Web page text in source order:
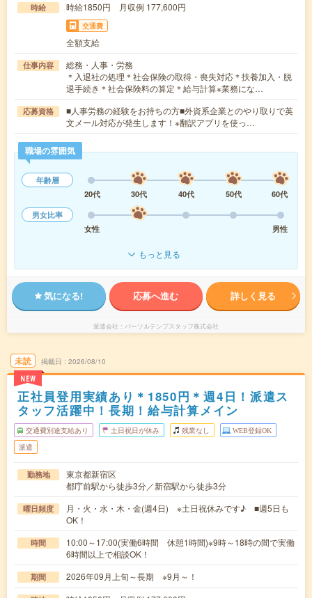
時給 時給1850円 月収例 177,600円
交通費
全額支給
仕事内容
総務・人事・労務
＊入退社の処理＊社会保険の取得・喪失対応＊扶養加入・脱
退手続き＊社会保険料の算定＊給与計算※業務にな…
応募資格
■人事労務の経験をお持ちの方■外資系企業とのやり取りで英
文メール対応が発生します！※翻訳アプリを使っ…
職場の雰囲気
年齢層
20代
30代 40代 50代
60代
男女比率
女性
男性
もっと見る
気になる! 応募へ進む 詳しく見る
派遣会社 パーソルテンプスタッフ株式会社
未読
NEW
掲載日 2026/08/10
正社員登用実績あり＊1850円＊週4日！派遣ス
タッフ活躍中！長期！給与計算メイン
交通費別途支給あり 土日祝日が休み 残業なし WEB登録OK
派遣
勤務地
東京都新宿区
都庁前駅から徒歩3分／新宿駅から徒歩3分
曜日頻度
月・火・水・木・金(週4日) ※土日祝休みです♪ ■週5日も
OK！
時間
10:00～17:00(実働6時間 休憩1時間)※9時～18時の間で実働
6時間以上で相談OK！
期間 2026年09月上旬～長期 ※9月～！